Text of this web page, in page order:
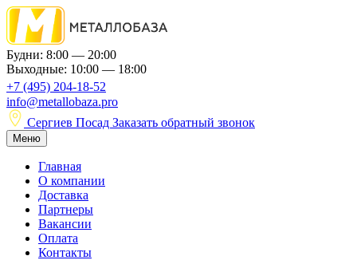
Будни: 8:00 — 20:00
Выходные: 10:00 — 18:00
+7 (495) 204-18-52
info@metallobaza.pro
Сергиев Посад Заказать обратный звонок
Меню
Главная
О компании
Доставка
Партнеры
Вакансии
Оплата
Контакты